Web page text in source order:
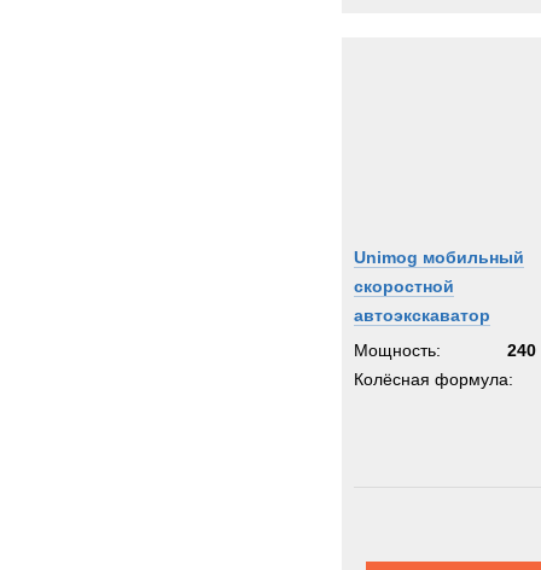
Unimog мобильный
скоростной
автоэкскаватор
Мощность:
240
Колёсная формула: